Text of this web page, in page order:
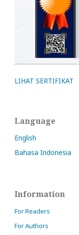
LIHAT SERTIFIKAT
Language
English
Bahasa Indonesia
Information
For Readers
For Authors